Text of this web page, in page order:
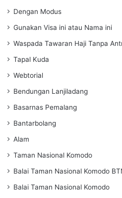
Dengan Modus
Gunakan Visa ini atau Nama ini
Waspada Tawaran Haji Tanpa
Tapal Kuda
Webtorial
Bendungan Lanjiladang
Basarnas Pemalang
Bantarbolang
Alam
Taman Nasional Komodo
Balai Taman Nasional Komodo
Balai Taman Nasional Komodo